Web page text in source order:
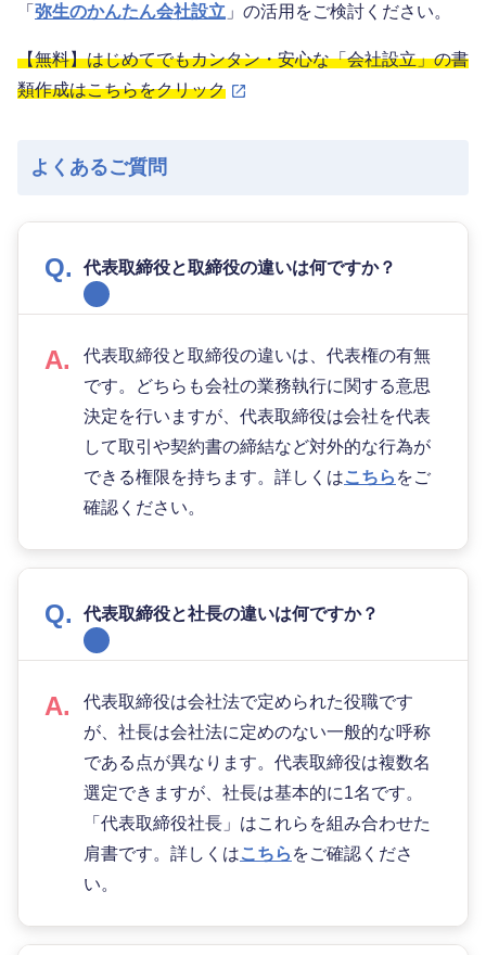
「 弥生のかんたん会社設立 」の活用をご検討ください。
【無料】はじめてでもカンタン・安心な「会社設立」の書
類作成はこちらをクリック
よくあるご質問
代表取締役と取締役の違いは何ですか？
代表取締役と取締役の違いは、代表権の有無
です。どちらも会社の業務執行に関する意思
決定を行いますが、代表取締役は会社を代表
して取引や契約書の締結など対外的な行為が
できる権限を持ちます。詳しくはこちら をご
確認ください。
代表取締役と社長の違いは何ですか？
代表取締役は会社法で定められた役職です
が、社長は会社法に定めのない一般的な呼称
である点が異なります。代表取締役は複数名
選定できますが、社長は基本的に1名です。
「代表取締役社長」はこれらを組み合わせた
肩書です。詳しくはこちら をご確認くださ
い。